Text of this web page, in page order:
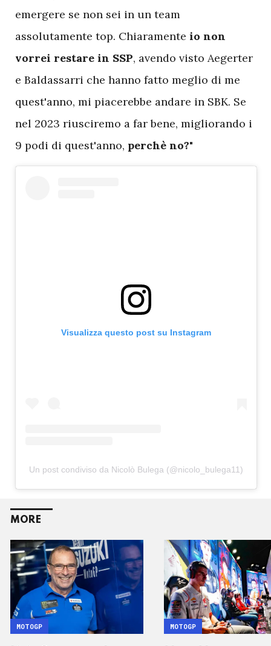
emergere se non sei in un team
assolutamente top. Chiaramente io non
vorrei restare in SSP, avendo visto Aegerter
e Baldassarri che hanno fatto meglio di me
quest'anno, mi piacerebbe andare in SBK. Se
nel 2023 riusciremo a far bene, migliorando i
9 podi di quest'anno, perchè no?"
Visualizza questo post su Instagram
Un post condiviso da Nicolò Bulega (@nicolo_bulega11)
MORE
MOTOGP MOTOGP